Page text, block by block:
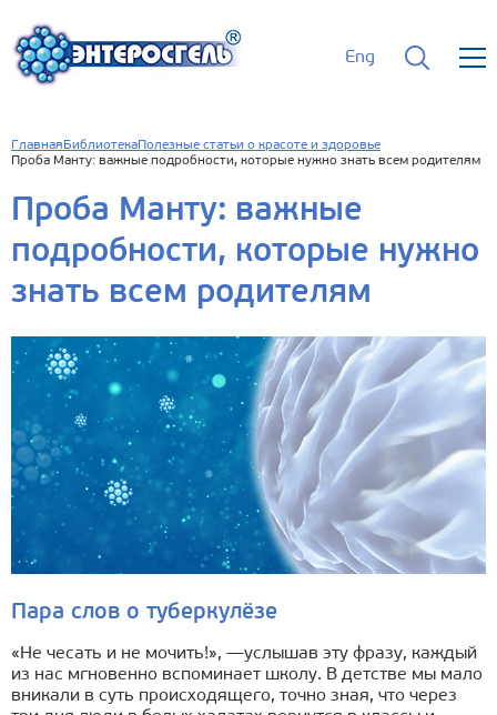
Eng
Главная БиблиотекаПолезные статьи о красоте и здоровье
Проба Манту: важные подробности, которые нужно знать всем родителям
Проба Манту: важные
подробности, которые нужно
знать всем родителям
Пара слов о туберкулёзе
«Не чесать и не мочить!», —услышав эту фразу, каждый
из нас мгновенно вспоминает школу. В детстве мы мало
вникали в суть происходящего, точно зная, что через